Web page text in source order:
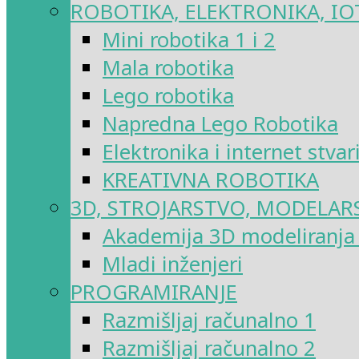
ROBOTIKA, ELEKTRONIKA,
Mini robotika 1 i 2
Mala robotika
Lego robotika
Napredna Lego Robotika
Elektronika i internet
KREATIVNA ROBOTIKA
3D, STROJARSTVO,
Akademija 3D
Mladi inženjeri
PROGRAMIRANJE
Razmišljaj računalno 1
Razmišljaj računalno 2